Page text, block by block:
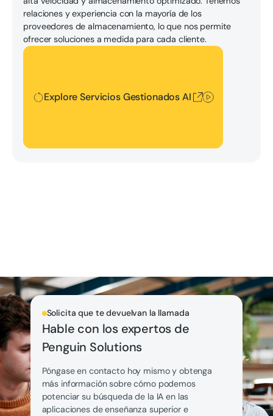
relaciones y experiencia con la mayoría de los
proveedores de almacenamiento, lo que nos permite
ofrecer soluciones a medida para cada cliente.
Explore Servicios Gestionados AI
Explore Servicios Gestionados AI
Solicita que te devuelvan la llamada
Hable con los expertos de
Penguin Solutions
Póngase en contacto hoy mismo y obtenga
más información sobre cómo podemos
potenciar su búsqueda de la IA en las
aplicaciones de enseñanza superior e